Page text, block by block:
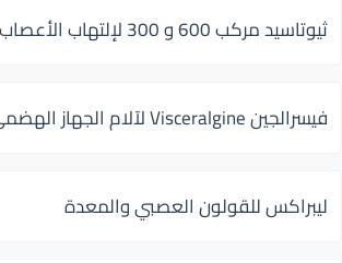
ثيوتاسيد مركب 600 و 300 لإلتهاب الأعصاب
فيسرالجين Visceralgine لآلام الجهاز الهضمى
ليبراكس للقولون العصبي والمعدة